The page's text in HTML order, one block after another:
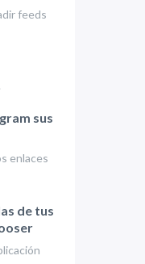
feeds
sus
enlaces
de tus